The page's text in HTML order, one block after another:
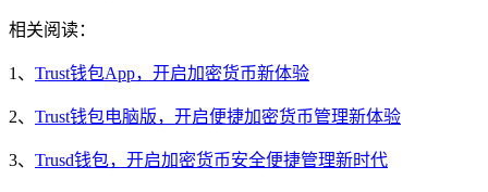
相关阅读：
1、 Trust钱包App，开启加密货币新体验
2、 Trust钱包电脑版，开启便捷加密货币管理新体验
3、 Trusd钱包，开启加密货币安全便捷管理新时代